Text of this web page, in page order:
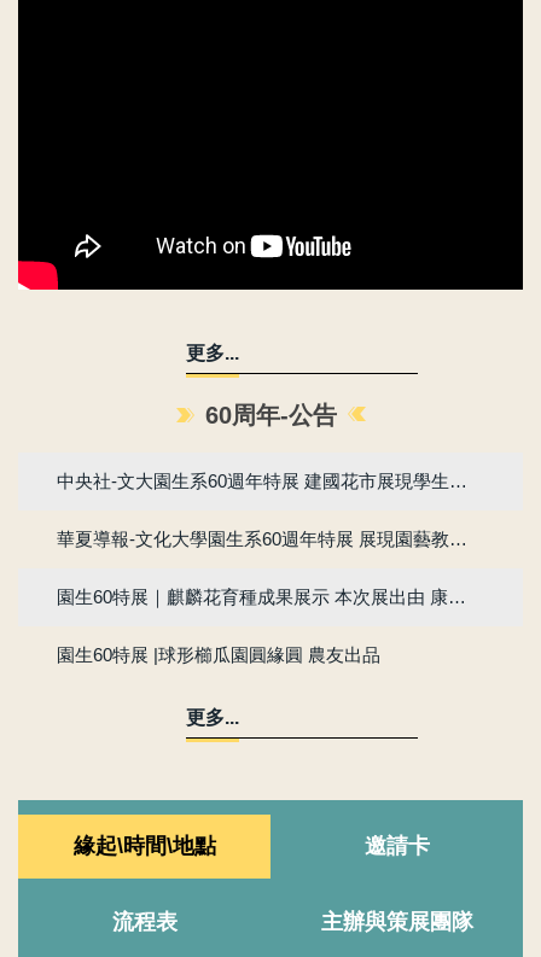
更多...
60周年-公告
中央社-文大園生系60週年特展 建國花市展現學生實力與園藝成果
華夏導報-文化大學園生系60週年特展 展現園藝教育成果與綠色生活魅力
園生60特展｜麒麟花育種成果展示 本次展出由 康前琮 先生 中國文化大學園藝暨生物技術學系 第9屆系友
園生60特展 |球形櫛瓜園圓緣圓 農友出品
更多...
緣起\時間\地點 邀請卡
流程表 主辦與策展團隊